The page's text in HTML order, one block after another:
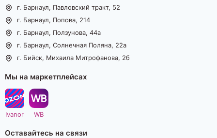
г. Барнаул, Павловский тракт, 52
г. Барнаул, Попова, 214
г. Барнаул, Ползунова, 44а
г. Барнаул, Солнечная Поляна, 22а
г. Бийск, Михаила Митрофанова, 2б
Мы на маркетплейсах
Ivanor WB
Оставайтесь на связи